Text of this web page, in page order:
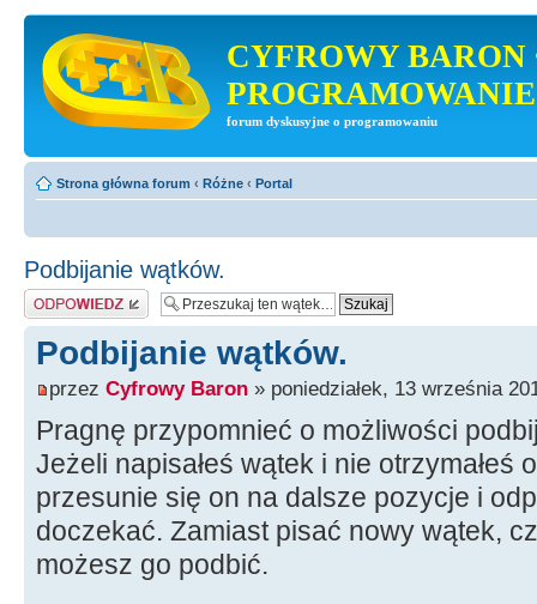
CYFROWY BARON
PROGRAMOWANIE
forum dyskusyjne o programowaniu
Strona główna forum ‹ Różne ‹ Portal
Podbijanie wątków.
Odpowiedz
Podbijanie wątków.
przez Cyfrowy Baron » poniedziałek, 13 września
Pragnę przypomnieć o możliwości
Jeżeli napisałeś wątek i nie otrzymałeś
przesunie się on na dalsze pozycje i
doczekać. Zamiast pisać nowy wątek,
możesz go podbić.